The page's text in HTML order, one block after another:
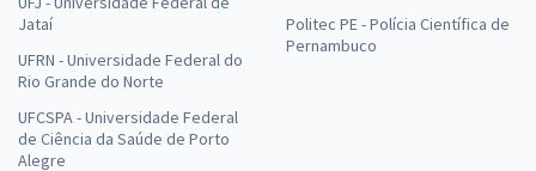
Jataí
UFRN - Universidade Federal do
Rio Grande do Norte
UFCSPA - Universidade Federal
de Ciência da Saúde de Porto
Alegre
Politec PE - Polícia Científica de
Pernambuco